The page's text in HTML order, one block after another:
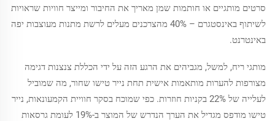
סרטים מותגיים או חותמות שמן מאריך את החיבור ומייצר חוויות שראויות
לשיתוף באינסטגרם – 40% מהצרכנים מעלים לרשת מתנות מעוצבות יפה
באינטרנט.
מותגי ריח, למשל, מגביהים את הרגע הזה על ידי הכללת צנצנות דגימה
מצורפות להערות מותאמות אישית תחת נייר טישו שחור, מה שמוביל
לעלייה של 22% בקניות חוזרות. כפי שמוכח בסקר חוויית הקמעונאות, נייר
טישו מודפס מגדיל את הערך הנדרש של המוצר ב-19% לעומת גרסאות